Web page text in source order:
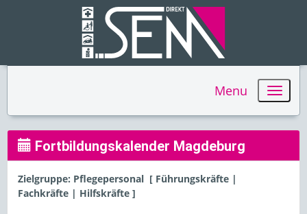
Menu
Fortbildungskalender Magdeburg
Zielgruppe: Pflegepersonal [ Führungskräfte |
Fachkräfte | Hilfskräfte ]